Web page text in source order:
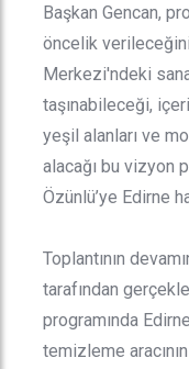
Başkan Gencan,
öncelik
Merkezi'ndeki
taşınabileceği,
yeşil alanları ve
alacağı bu vizyon
Özünlü’ye Edirne
Toplantının
tarafından
programında
temizleme